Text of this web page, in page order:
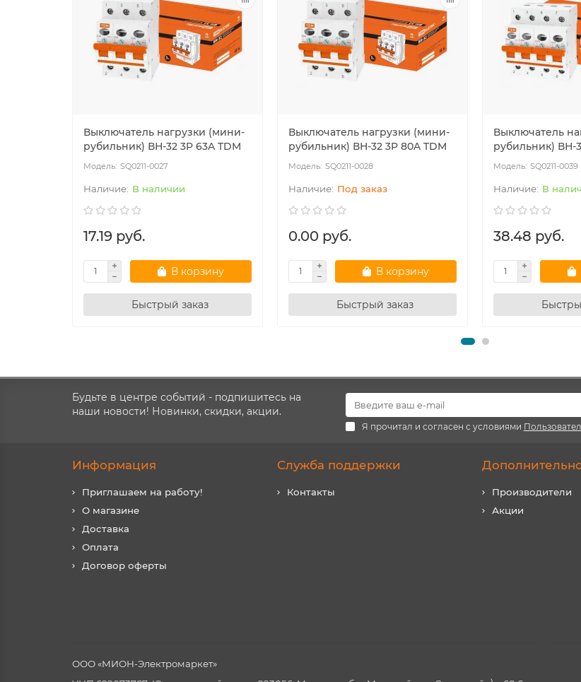
Выключатель нагрузки (мини-
рубильник) ВН-32 3P 63A TDM
SQ0211-0027
В наличии
17.19 руб.
В корзину
Быстрый заказ
Выключатель нагрузки (мини-
рубильник) ВН-32 3P 80A TDM
SQ0211-0028
Под заказ
0.00 руб.
В корзину
Быстрый заказ
Выключатель
рубильник) ВН-
SQ0211-0039
В
38.48 руб.
Будьте в центре событий - подпишитесь на
наши новости! Новинки, скидки, акции.
Я прочитал и согласен с условиями
Информация
Приглашаем на работу!
О магазине
Доставка
Оплата
Договор оферты
Служба поддержки
Контакты
Производители
Акции
ООО «МИОН-Электромаркет»